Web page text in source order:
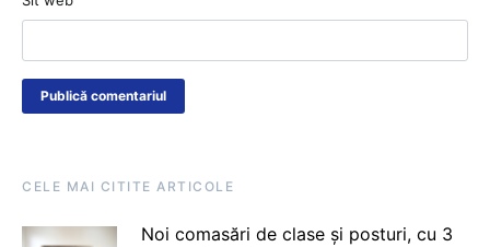
CELE MAI CITITE ARTICOLE
Noi comasări de clase și posturi, cu 3